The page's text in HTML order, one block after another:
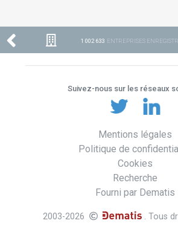
1 002 633 ENTREPRISES
Suivez-nous sur les réseaux
Mentions légales
Politique de
Cookies
Recherche
Fourni par Dematis
2003-2026 . Tous